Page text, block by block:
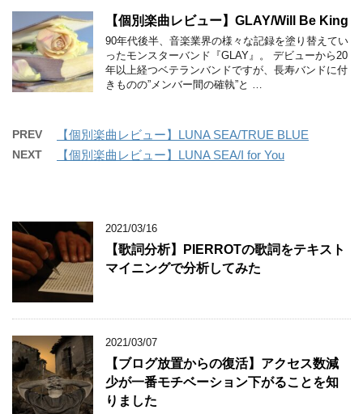
【個別楽曲レビュー】GLAY/Will Be King
90年代後半、音楽業界の様々な記録を塗り替えてい
ったモンスターバンド『GLAY』。 デビューから20
年以上経つベテランバンドですが、長寿バンドに付
きものの”メンバー間の確執”と …
PREV 【個別楽曲レビュー】LUNA SEA/TRUE BLUE
NEXT 【個別楽曲レビュー】LUNA SEA/I for You
2021/03/16
【歌詞分析】PIERROTの歌詞をテキスト
マイニングで分析してみた
2021/03/07
【ブログ放置からの復活】アクセス数減
少が一番モチベーション下がることを知
りました